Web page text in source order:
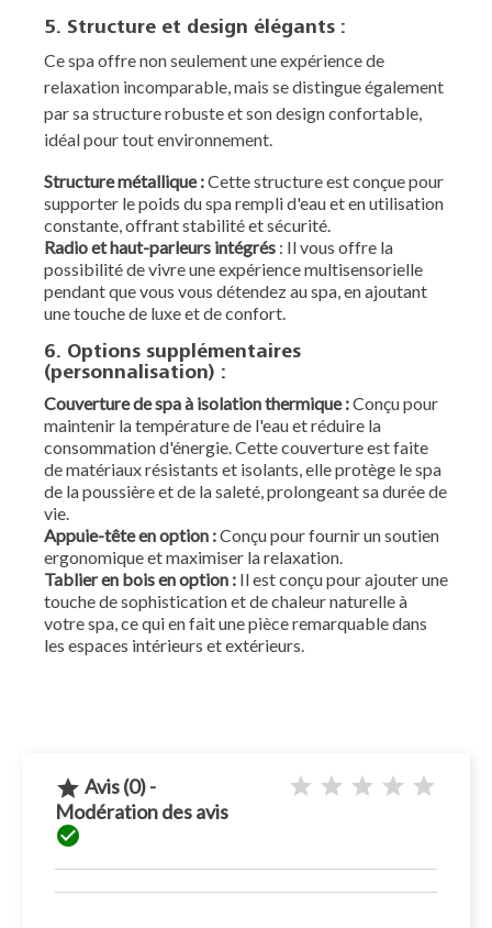
5. Structure et design élégants :
Ce spa offre non seulement une expérience de
relaxation incomparable, mais se distingue également
par sa structure robuste et son design confortable,
idéal pour tout environnement.
Structure métallique :Cette structure est conçue pour
supporter le poids du spa rempli d'eau et en utilisation
constante, offrant stabilité et sécurité.
Radio et haut-parleurs intégrés : Il vous offre la
possibilité de vivre une expérience multisensorielle
pendant que vous vous détendez au spa, en ajoutant
une touche de luxe et de confort.
6. Options supplémentaires
(personnalisation) :
Couverture de spa à isolation thermique :Conçu pour
maintenir la température de l'eau et réduire la
consommation d'énergie. Cette couverture est faite
de matériaux résistants et isolants, elle protège le spa
de la poussière et de la saleté, prolongeant sa durée de
vie.
Appuie-tête en option :Conçu pour fournir un soutien
ergonomique et maximiser la relaxation.
Tablier en bois en option : Il est conçu pour ajouter une
touche de sophistication et de chaleur naturelle à
votre spa, ce qui en fait une pièce remarquable dans
les espaces intérieurs et extérieurs.
 Avis (0) -
Modération des avis
